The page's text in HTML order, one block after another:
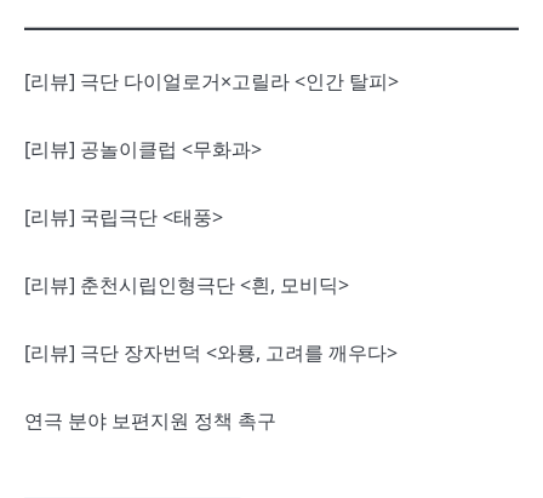
[리뷰] 극단 다이얼로거×고릴라 <인간 탈피>
[리뷰] 공놀이클럽 <무화과>
[리뷰] 국립극단 <태풍>
[리뷰] 춘천시립인형극단 <흰, 모비딕>
[리뷰] 극단 장자번덕 <와룡, 고려를 깨우다>
연극 분야 보편지원 정책 촉구